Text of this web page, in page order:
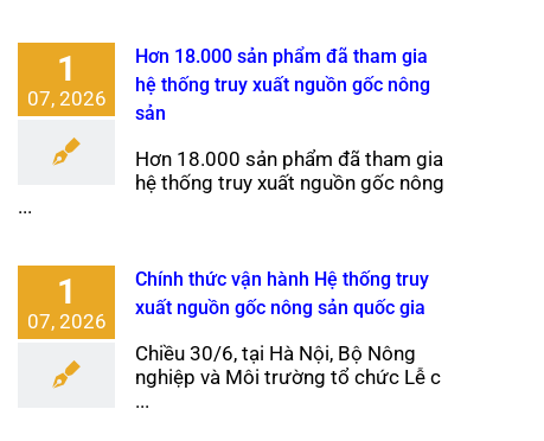
1
07, 2026
Hơn 18.000 sản phẩm đã tham gia
hệ thống truy xuất nguồn gốc nông
sản
Hơn 18.000 sản phẩm đã tham gia
hệ thống truy xuất nguồn gốc nông
...
1
07, 2026
Chính thức vận hành Hệ thống truy
xuất nguồn gốc nông sản quốc gia
Chiều 30/6, tại Hà Nội, Bộ Nông
nghiệp và Môi trường tổ chức Lễ c
...